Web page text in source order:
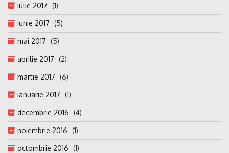
iulie 2017 (1)
iunie 2017 (5)
mai 2017 (5)
aprilie 2017 (2)
martie 2017 (6)
ianuarie 2017 (1)
decembrie 2016 (4)
noiembrie 2016 (1)
octombrie 2016 (1)